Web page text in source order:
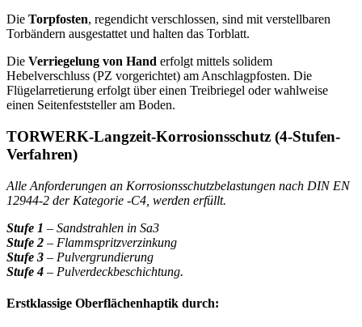
Die Torpfosten, regendicht verschlossen, sind mit verstellbaren
Torbändern ausgestattet und halten das Torblatt.
Die Verriegelung von Hand erfolgt mittels solidem
Hebelverschluss (PZ vorgerichtet) am Anschlagpfosten. Die
Flügelarretierung erfolgt über einen Treibriegel oder wahlweise
einen Seitenfeststeller am Boden.
TORWERK-Langzeit-Korrosionsschutz (4-Stufen-
Verfahren)
Alle Anforderungen an Korrosionsschutzbelastungen nach DIN EN
12944-2 der Kategorie -C4, werden erfüllt.
Stufe 1 – Sandstrahlen in Sa3
Stufe 2 – Flammspritzverzinkung
Stufe 3 – Pulvergrundierung
Stufe 4 – Pulverdeckbeschichtung.
Erstklassige Oberflächenhaptik durch: